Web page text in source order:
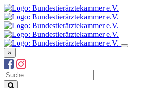
×
Suchbegriff